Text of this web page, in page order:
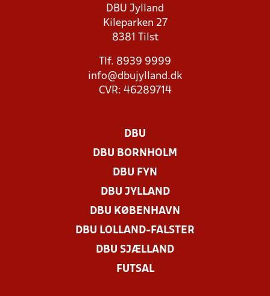
DBU Jylland
Kileparken 27
8381 Tilst
Tlf. 8939 9999
info@dbujylland.dk
CVR: 46289714
DBU
DBU BORNHOLM
DBU FYN
DBU JYLLAND
DBU KØBENHAVN
DBU LOLLAND-FALSTER
DBU SJÆLLAND
FUTSAL